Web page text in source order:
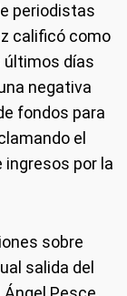
periodistas
calificó como
últimos días
negativa
fondos para
el
ingresos por la
sobre
salida del